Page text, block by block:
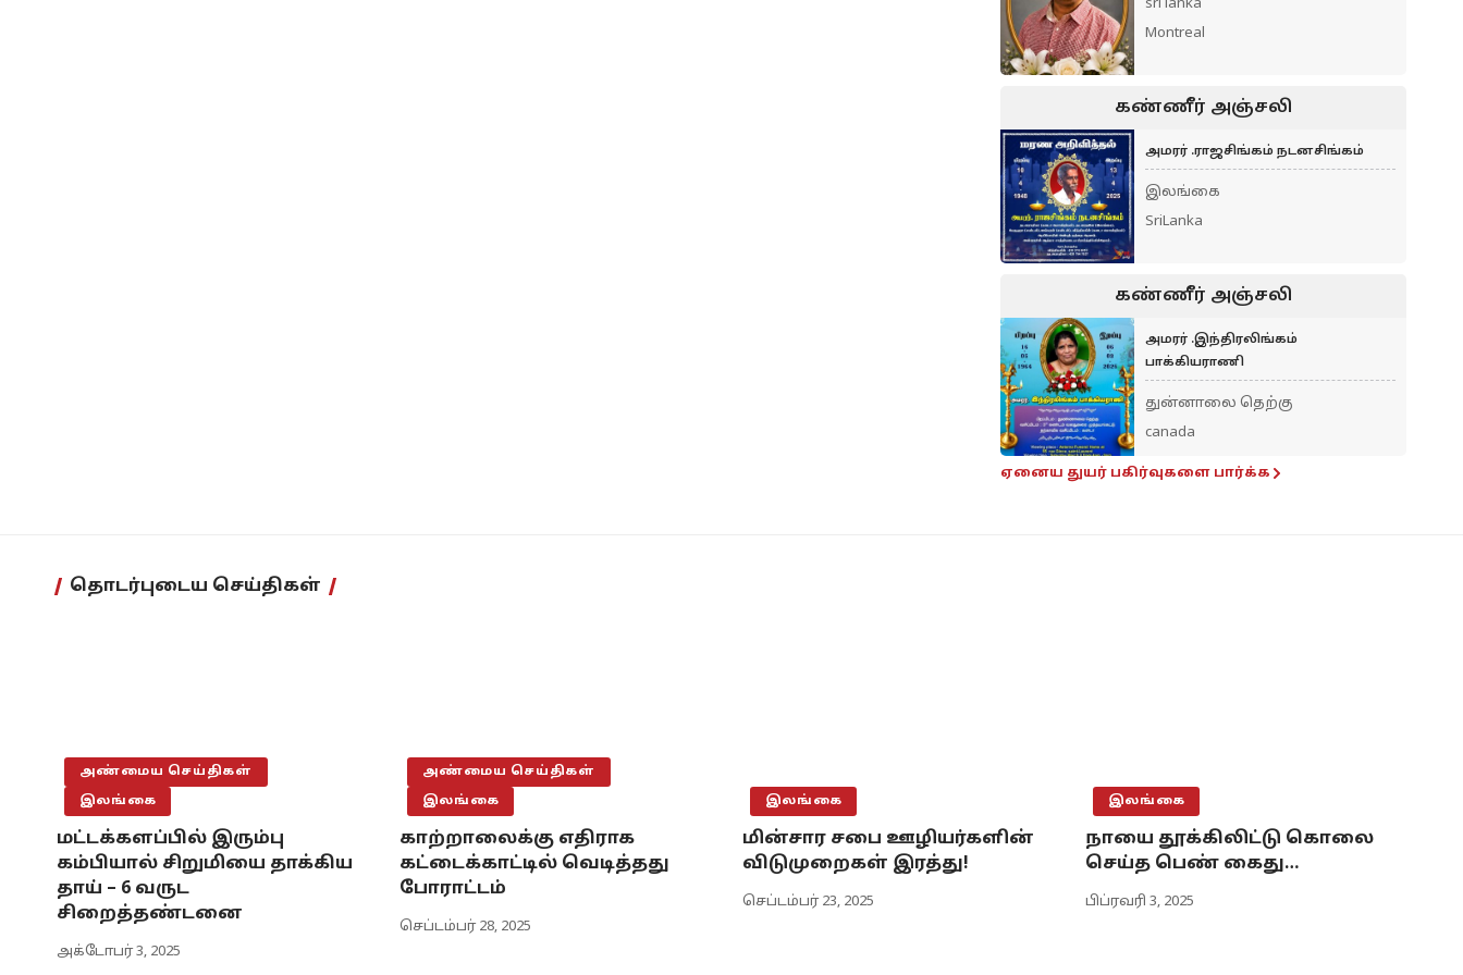
sri lanka
Montreal
கண்ணீர் அஞ்சலி
அமரர் .ராஜசிங்கம் நடனசிங்கம்
இலங்கை
SriLanka
கண்ணீர் அஞ்சலி
அமரர் .இந்திரலிங்கம்
பாக்கியராணி
துன்னாலை தெற்கு
canada
ஏனைய துயர் பகிர்வுகளை பார்க்க
தொடர்புடைய செய்திகள்
அண்மைய செய்திகள்
இலங்கை
மட்டக்களப்பில் இரும்பு
கம்பியால் சிறுமியை தாக்கிய
தாய் – 6 வருட
சிறைத்தண்டனை
அக்டோபர் 3, 2025
அண்மைய செய்திகள்
இலங்கை
காற்றாலைக்கு எதிராக
கட்டைக்காட்டில் வெடித்தது
போராட்டம்
செப்டம்பர் 28, 2025
இலங்கை
மின்சார சபை ஊழியர்களின்
விடுமுறைகள் இரத்து!
செப்டம்பர் 23, 2025
இலங்கை
நாயை தூக்கிலிட்டு கொலை
செய்த பெண் கைது…
பிப்ரவரி 3, 2025